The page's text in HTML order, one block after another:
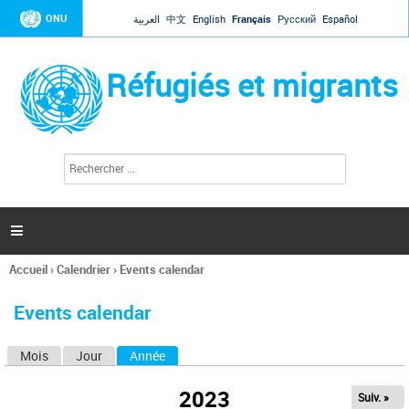
Jump to navigation
ONU العربية 中文 English Français Русский Español
Réfugiés et migrants
l
c
h
e

Vous
ici
Accueil›Calendrier› Events calendar
Events calendar
Mois Jour Année
2023 Suiv. »